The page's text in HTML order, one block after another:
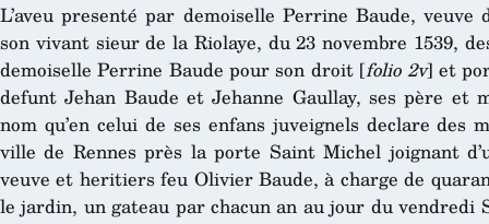
L’aveu presenté par demoiselle Perrine Baude,
son vivant sieur de la Riolaye, du 23 novembre 1539,
demoiselle Perrine Baude pour son droit [folio 2v] et
defunt Jehan Baude et Jehanne Gaullay, ses père et
nom qu’en celui de ses enfans juveignels declare des
ville de Rennes près la porte Saint Michel joignant
veuve et heritiers feu Olivier Baude, à charge de
le jardin, un gateau par chacun an au jour du vendredi